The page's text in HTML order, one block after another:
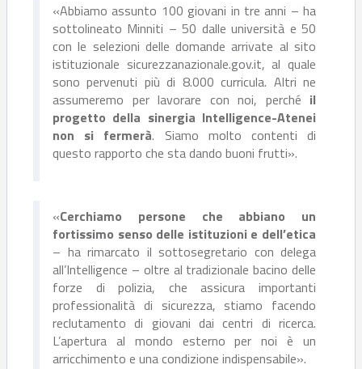
«Abbiamo assunto 100 giovani in tre anni – ha
sottolineato Minniti – 50 dalle università e 50
con le selezioni delle domande arrivate al sito
istituzionale sicurezzanazionale.gov.it, al quale
sono pervenuti più di 8.000 curricula. Altri ne
assumeremo per lavorare con noi, perché il
progetto della sinergia Intelligence-Atenei
non si fermerà. Siamo molto contenti di
questo rapporto che sta dando buoni frutti».
«Cerchiamo persone che abbiano un
fortissimo senso delle istituzioni e dell’etica
– ha rimarcato il sottosegretario con delega
all’Intelligence – oltre al tradizionale bacino delle
forze di polizia, che assicura importanti
professionalità di sicurezza, stiamo facendo
reclutamento di giovani dai centri di ricerca.
L’apertura al mondo esterno per noi è un
arricchimento e una condizione indispensabile».